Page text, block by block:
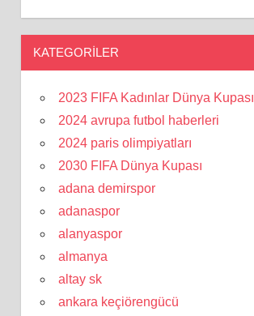
KATEGORILER
2023 FIFA Kadınlar Dünya Kupası
2024 avrupa futbol haberleri
2024 paris olimpiyatları
2030 FIFA Dünya Kupası
adana demirspor
adanaspor
alanyaspor
almanya
altay sk
ankara keçiörengücü